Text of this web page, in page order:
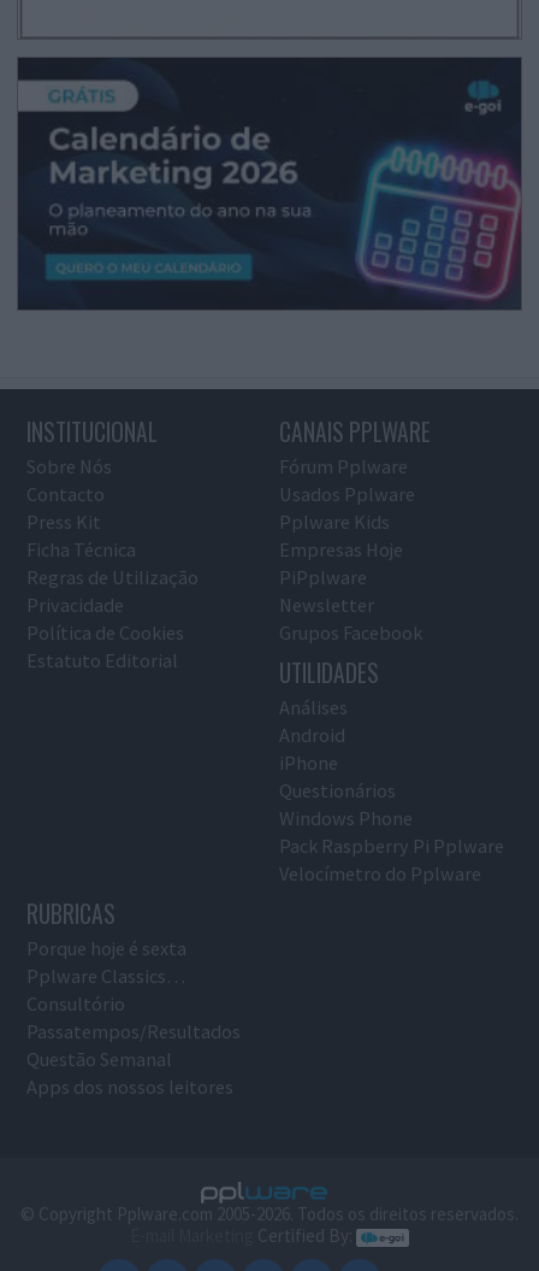
INSTITUCIONAL
Sobre Nós
Contacto
Press Kit
Ficha Técnica
Regras de Utilização
Privacidade
Política de Cookies
Estatuto Editorial
CANAIS PPLWARE
Fórum Pplware
Usados Pplware
Pplware Kids
Empresas Hoje
PiPplware
Newsletter
Grupos Facebook
UTILIDADES
Análises
Android
iPhone
Questionários
Windows Phone
Pack Raspberry Pi Pplware
Velocímetro do Pplware
RUBRICAS
Porque hoje é sexta
Pplware Classics…
Consultório
Passatempos/Resultados
Questão Semanal
Apps dos nossos leitores
© Copyright Pplware.com 2005-2026. Todos os direitos reservados.
Certified By: